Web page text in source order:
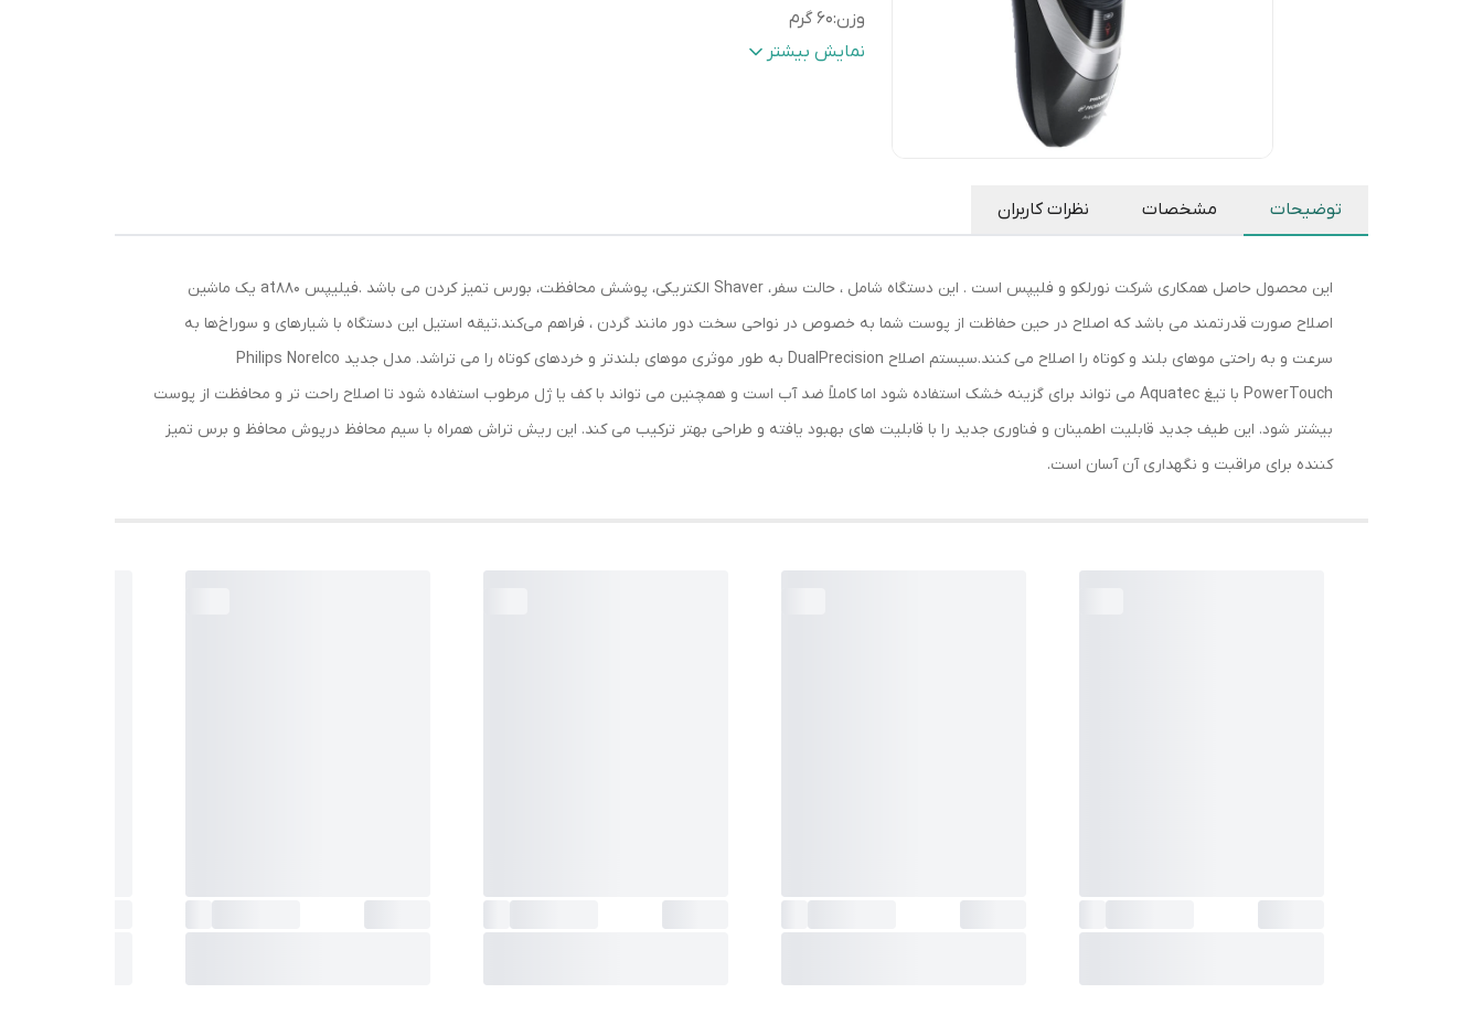
وزن:60 گرم
مدت زمان شارژ:60 دقیقه
نمایش بیشتر
توضیحات مشخصات نظرات کاربران
این محصول حاصل همکاری شرکت نورلکو و فلیپس است . این دستگاه شامل ، حالت سفر، Shaver الکتریکی، پوشش محافظت، بورس تمیز کردن می باشد .فیلیپس at880 یک ماشین
اصلاح صورت قدرتمند می باشد که اصلاح در حین حفاظت از پوست شما به خصوص در نواحی سخت دور مانند گردن ، فراهم می‌کند.تیقه استیل این دستگاه با شیارهای و سوراخ‌ها به
سرعت و به راحتی موهای بلند و کوتاه را اصلاح می کنند.سیستم اصلاح DualPrecision به طور موثری موهای بلندتر و خردهای کوتاه را می تراشد. مدل جدید Philips Norelco
PowerTouch با تیغ Aquatec می تواند برای گزینه خشک استفاده شود اما کاملاً ضد آب است و همچنین می تواند با کف یا ژل مرطوب استفاده شود تا اصلاح راحت تر و محافظت از پوست
بیشتر شود. این طیف جدید قابلیت اطمینان و فناوری جدید را با قابلیت های بهبود یافته و طراحی بهتر ترکیب می کند. این ریش تراش همراه با سیم محافظ درپوش محافظ و برس تمیز
کننده برای مراقبت و نگهداری آن آسان است.